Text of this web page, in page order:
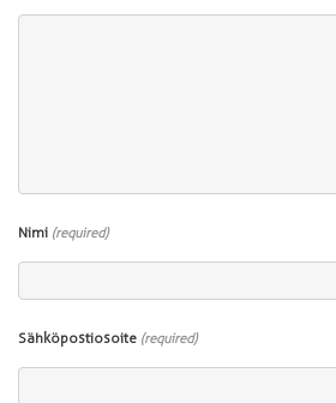
Nimi (required)
Sähköpostiosoite (required)